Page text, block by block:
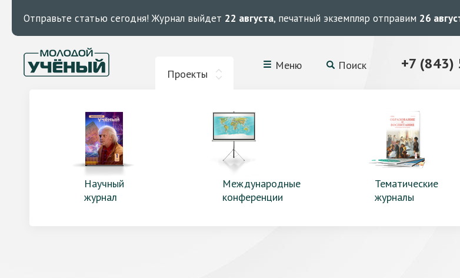
Отправьте статью сегодня! Журнал выйдет 22 августа, печатный экземпляр отправим 26
Проекты
Меню Поиск +7 (843)
Научный
журнал
Международные
конференции
Тематические
журналы